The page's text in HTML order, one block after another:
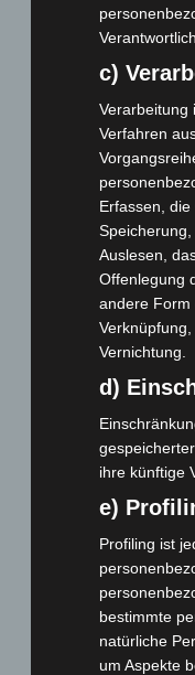
c)
Verarbeitung
Verfahren
Erfassen,
Auslesen,
Offenlegung
andere Form
Vernichtung.
d)
ihre künftige
e)
Profiling ist
bestimmte
natürliche
um Aspekte